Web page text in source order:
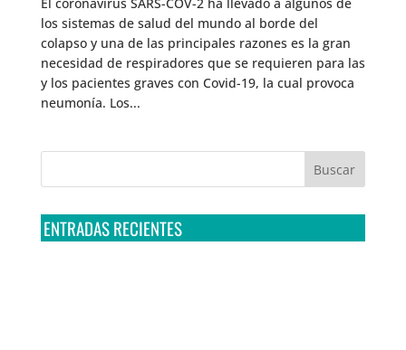
los sistemas de salud del mundo al borde del
colapso y una de las principales razones es la gran
necesidad de respiradores que se requieren para las
y los pacientes graves con Covid-19, la cual provoca
neumonía. Los...
ENTRADAS RECIENTES